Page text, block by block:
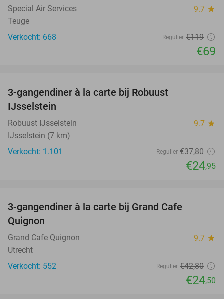
Special Air Services 9.7 star
Teuge
Verkocht: 668
Regulier €119
€69
3-gangendiner à la carte bij Robuust
IJsselstein
Robuust IJsselstein 9.7 star
IJsselstein (7 km)
Verkocht: 1.101
Regulier €37,80
€24,95
3-gangendiner à la carte bij Grand Cafe
Quignon
Grand Cafe Quignon 9.7 star
Utrecht
Verkocht: 552
Regulier €42,80
€24,50